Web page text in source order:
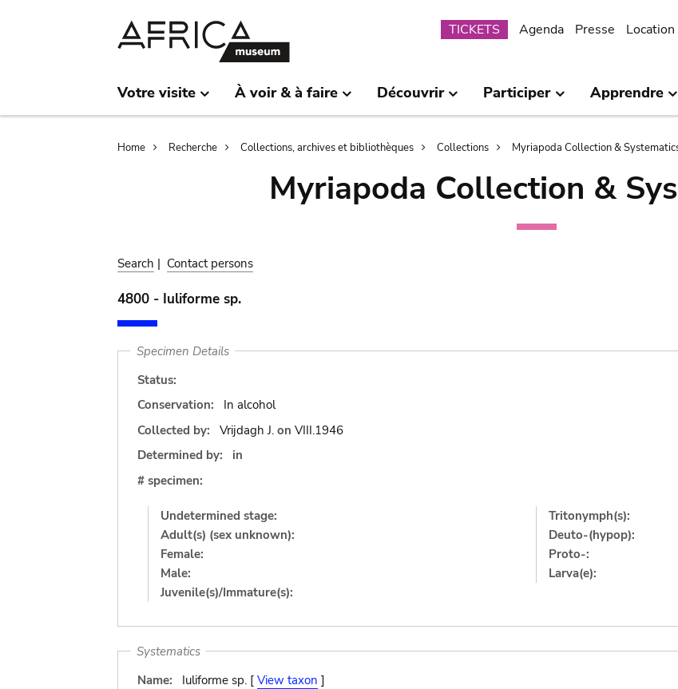
Submenu
TICKETS Agenda Presse
Votre visite À voir & à faire Découvrir Participer Apprendre
Breadcrumb
Home Recherche Collections, archives et bibliothèques Collections Myriapoda Collection &
Myriapoda Collection &
Search | Contact persons
4800 - Iuliforme sp.
Specimen Details
Status:
Conservation:
In alcohol
Collected by:
Vrijdagh J. on VIII.1946
Determined by:
in
# specimen:
Undetermined stage:
Adult(s) (sex unknown):
Female:
Male:
Juvenile(s)/Immature(s):
Tritonymph(s):
Deuto-(hypop):
Proto-:
Larva(e):
Systematics
Name:
Iuliforme sp. [ View taxon ]